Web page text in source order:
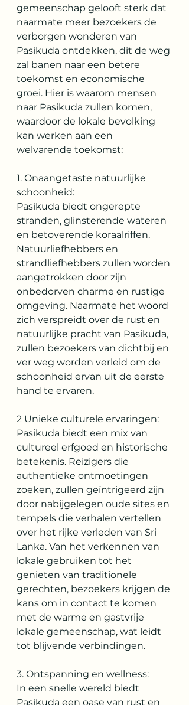
gemeenschap gelooft sterk dat
naarmate meer bezoekers de
verborgen wonderen van
Pasikuda ontdekken, dit de weg
zal banen naar een betere
toekomst en economische
groei. Hier is waarom mensen
naar Pasikuda zullen komen,
waardoor de lokale bevolking
kan werken aan een
welvarende toekomst:
1. Onaangetaste natuurlijke
schoonheid:
Pasikuda biedt ongerepte
stranden, glinsterende wateren
en betoverende koraalriffen.
Natuurliefhebbers en
strandliefhebbers zullen worden
aangetrokken door zijn
onbedorven charme en rustige
omgeving. Naarmate het woord
zich verspreidt over de rust en
natuurlijke pracht van Pasikuda,
zullen bezoekers van dichtbij en
ver weg worden verleid om de
schoonheid ervan uit de eerste
hand te ervaren.
2 Unieke culturele ervaringen:
Pasikuda biedt een mix van
cultureel erfgoed en historische
betekenis. Reizigers die
authentieke ontmoetingen
zoeken, zullen geïntrigeerd zijn
door nabijgelegen oude sites en
tempels die verhalen vertellen
over het rijke verleden van Sri
Lanka. Van het verkennen van
lokale gebruiken tot het
genieten van traditionele
gerechten, bezoekers krijgen de
kans om in contact te komen
met de warme en gastvrije
lokale gemeenschap, wat leidt
tot blijvende verbindingen.
3. Ontspanning en wellness:
In een snelle wereld biedt
Pasikuda een oase van rust en